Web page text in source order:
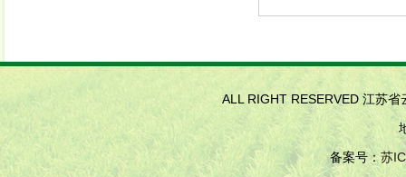
ALL RIGHT RESERVED 江苏
备案号：苏